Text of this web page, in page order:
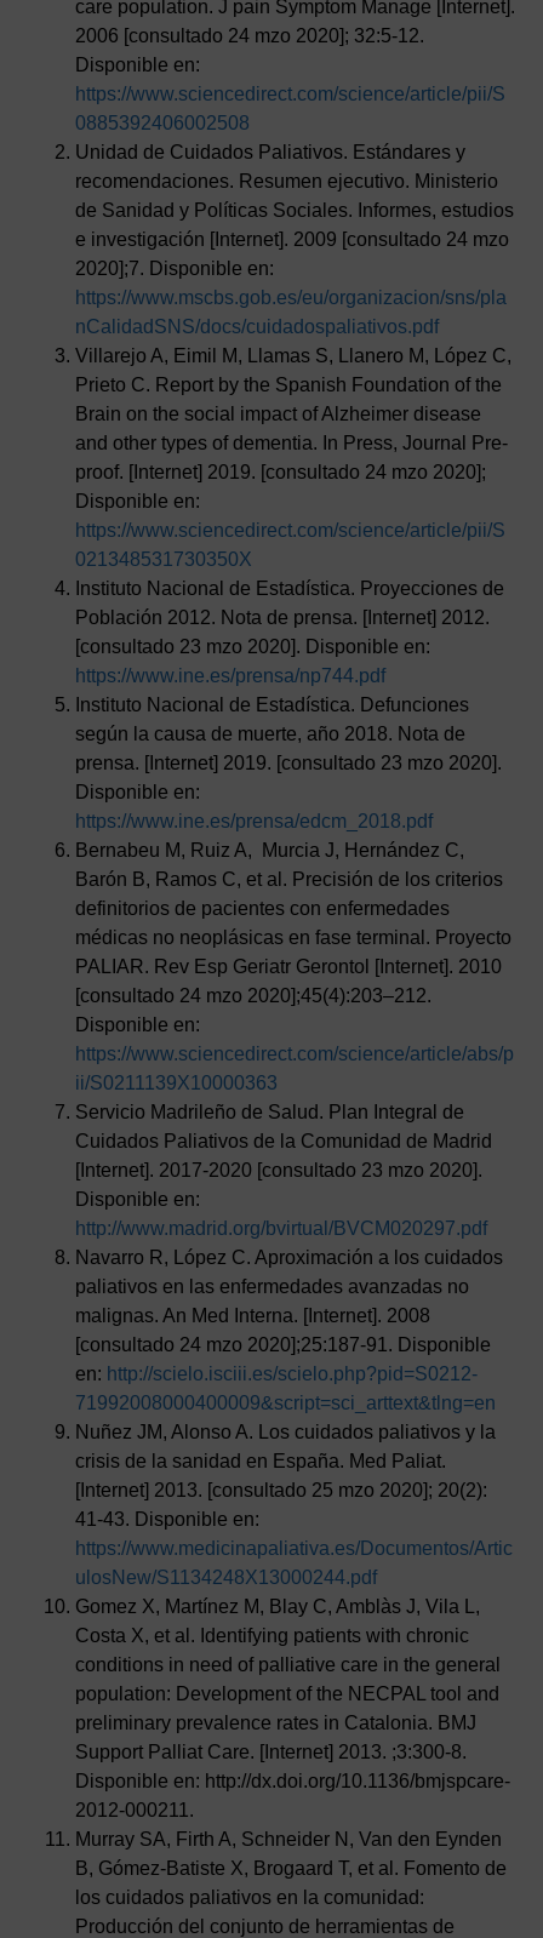
care population. J pain Symptom Manage [Internet].
2006 [consultado 24 mzo 2020]; 32:5-12.
Disponible en:
https://www.sciencedirect.com/science/article/pii/S
0885392406002508
Unidad de Cuidados Paliativos. Estándares y
recomendaciones. Resumen ejecutivo. Ministerio
de Sanidad y Políticas Sociales. Informes, estudios
e investigación [Internet]. 2009 [consultado 24 mzo
2020];7. Disponible en:
https://www.mscbs.gob.es/eu/organizacion/sns/pla
nCalidadSNS/docs/cuidadospaliativos.pdf
Villarejo A, Eimil M, Llamas S, Llanero M, López C,
Prieto C. Report by the Spanish Foundation of the
Brain on the social impact of Alzheimer disease
and other types of dementia. In Press, Journal Pre-
proof. [Internet] 2019. [consultado 24 mzo 2020];
Disponible en:
https://www.sciencedirect.com/science/article/pii/S
021348531730350X
Instituto Nacional de Estadística. Proyecciones de
Población 2012. Nota de prensa. [Internet] 2012.
[consultado 23 mzo 2020]. Disponible en:
https://www.ine.es/prensa/np744.pdf
Instituto Nacional de Estadística. Defunciones
según la causa de muerte, año 2018. Nota de
prensa. [Internet] 2019. [consultado 23 mzo 2020].
Disponible en:
https://www.ine.es/prensa/edcm_2018.pdf
Bernabeu M, Ruiz A, Murcia J, Hernández C,
Barón B, Ramos C, et al. Precisión de los criterios
definitorios de pacientes con enfermedades
médicas no neoplásicas en fase terminal. Proyecto
PALIAR. Rev Esp Geriatr Gerontol [Internet]. 2010
[consultado 24 mzo 2020];45(4):203–212.
Disponible en:
https://www.sciencedirect.com/science/article/abs/p
ii/S0211139X10000363
Servicio Madrileño de Salud. Plan Integral de
Cuidados Paliativos de la Comunidad de Madrid
[Internet]. 2017-2020 [consultado 23 mzo 2020].
Disponible en:
http://www.madrid.org/bvirtual/BVCM020297.pdf
Navarro R, López C. Aproximación a los cuidados
paliativos en las enfermedades avanzadas no
malignas. An Med Interna. [Internet]. 2008
[consultado 24 mzo 2020];25:187-91. Disponible
en: http://scielo.isciii.es/scielo.php?pid=S0212-
71992008000400009&script=sci_arttext&tlng=en
Nuñez JM, Alonso A. Los cuidados paliativos y la
crisis de la sanidad en España. Med Paliat.
[Internet] 2013. [consultado 25 mzo 2020]; 20(2):
41-43. Disponible en:
https://www.medicinapaliativa.es/Documentos/Artic
ulosNew/S1134248X13000244.pdf
Gomez X, Martínez M, Blay C, Amblàs J, Vila L,
Costa X, et al. Identifying patients with chronic
conditions in need of palliative care in the general
population: Development of the NECPAL tool and
preliminary prevalence rates in Catalonia. BMJ
Support Palliat Care. [Internet] 2013. ;3:300-8.
Disponible en: http://dx.doi.org/10.1136/bmjspcare-
2012-000211.
Murray SA, Firth A, Schneider N, Van den Eynden
B, Gómez-Batiste X, Brogaard T, et al. Fomento de
los cuidados paliativos en la comunidad:
Producción del conjunto de herramientas de